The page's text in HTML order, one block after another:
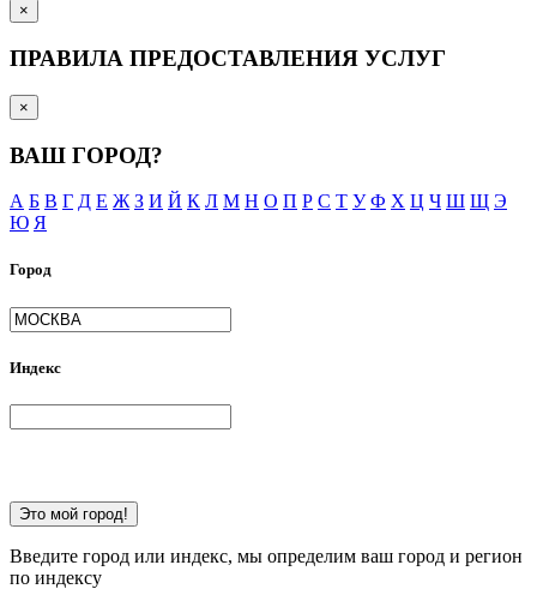
×
ПРАВИЛА ПРЕДОСТАВЛЕНИЯ УСЛУГ
×
ВАШ ГОРОД?
А Б В Г Д Е Ж З И Й К Л М Н О П Р С Т У Ф Х Ц Ч Ш Щ Э
Ю Я
Город
Индекс
Это мой город!
Введите город или индекс, мы определим ваш город и регион
по индексу